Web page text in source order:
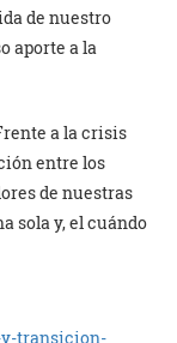
de nuestro
aporte a la
a la crisis
entre los
de nuestras
sola y, el cuándo
transicion-